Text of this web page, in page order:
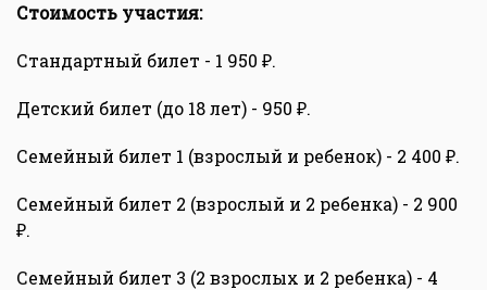
Стоимость участия:
Стандартный билет - 1 950 ₽.
Детский билет (до 18 лет) - 950 ₽.
Семейный билет 1 (взрослый и ребенок) - 2 400 ₽.
Семейный билет 2 (взрослый и 2 ребенка) - 2 900
₽.
Семейный билет 3 (2 взрослых и 2 ребенка) - 4